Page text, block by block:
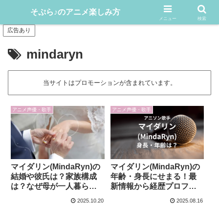
アニメや漫画をどんどん楽しむ情報発信サイト
広告あり
mindaryn
当サイトはプロモーションが含まれています。
アニメ声優・歌手
マイダリン(MindaRyn)の
結婚や彼氏は？家族構成
は？なぜ母が一人暮ら
2025.10.20
アニメ声優・歌手
マイダリン(MindaRyn)の
年齢・身長にせまる！最
新情報から経歴プロフも
2025.08.16
そぷら♪のアニメ楽しみ方
メニュー 検索